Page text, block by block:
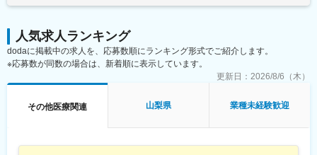
人気求人ランキング
dodaに掲載中の求人を、応募数順にランキング形式でご紹介します。
※応募数が同数の場合は、新着順に表示しています。
更新日： 2026/8/6（木）
その他医療関連 山梨県 業種未経験歓迎